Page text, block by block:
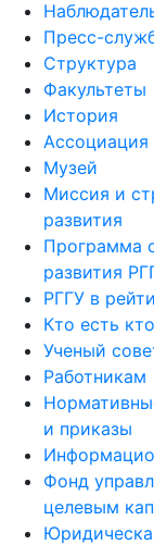
Пресс-
Структура
Факультеты
История
Ассоциация
Музей
Миссия и
развития
Программа
развития
РГГУ в
Кто есть кто
Ученый
Работникам
и приказы
Фонд
целевым